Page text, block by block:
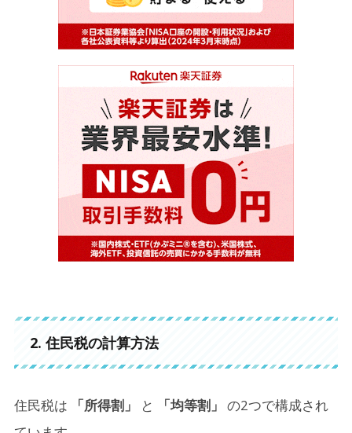
2. 住民税の計算方法
住民税は 「所得割」 と 「均等割」 の2つで構成され